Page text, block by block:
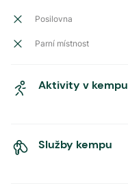
Posilovna
Parní místnost
Aktivity v kempu
Služby kempu